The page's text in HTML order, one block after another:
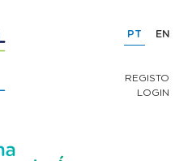
PT EN
REGISTO
LOGIN